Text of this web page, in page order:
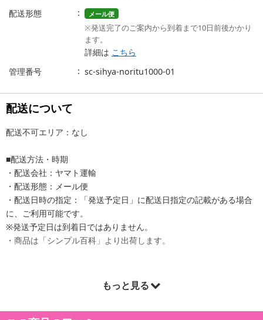
配送形態
メール便
※発送完了のご案内から到着まで10日前後かかり
ます。
詳細は こちら
管理番号
sc-sihya-noritu1000-01
配送について
配送不可エリア：なし
■配送方法・時期
・配送会社：ヤマト運輸
・配送形態：メール便
・配送日時の指定：「発送予定日」に配送日指定の記載がある場合
に、ご利用可能です。
※発送予定日は到着日ではありません。
・商品は「シンプル百科」より出荷します。
・賞味期限：製造より180日
もっと見る